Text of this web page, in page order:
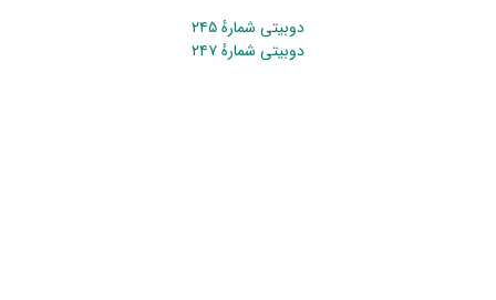
دوبیتی شمارهٔ ۲۴۵
دوبیتی شمارهٔ ۲۴۷